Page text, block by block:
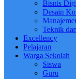
Bisnis
Desain
Teknik
Excellency
Pelajaran
Warga Sekolah
Siswa
Guru